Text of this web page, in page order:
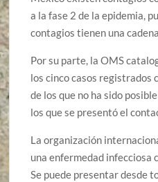
a la fase 2 de la epidemia,
contagios tienen una
Por su parte, la OMS
los cinco casos registrados
de los que no ha sido
los que se presentó el
La organización
una enfermedad infecciosa
Se puede presentar desde